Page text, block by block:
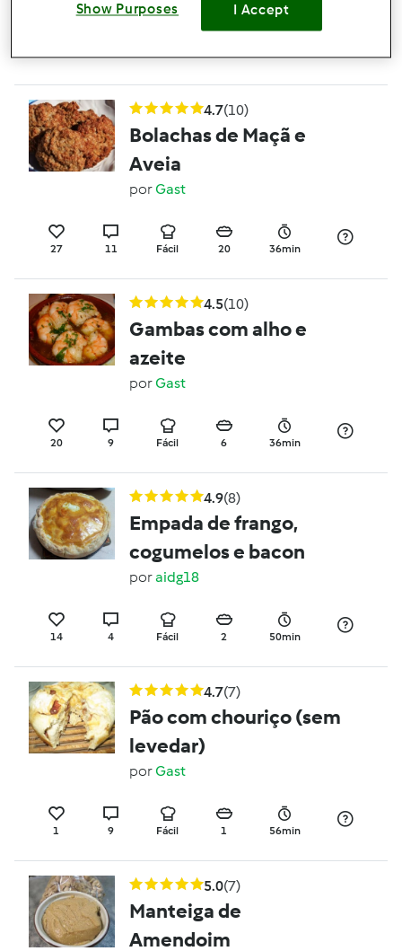
15 3 Fácil 12 1min
4.7(10)
Bolachas de Maçã e
Aveia
porGast
27 11 Fácil 20 36min
4.5(10)
Gambas com alho e
azeite
porGast
20 9 Fácil 6 36min
4.9(8)
Empada de frango,
cogumelos e bacon
poraidg18
14 4 Fácil 2 50min
4.7(7)
Pão com chouriço (sem
levedar)
porGast
1 9 Fácil 1 56min
5.0(7)
Manteiga de
Amendoim
Show Purposes I Accept